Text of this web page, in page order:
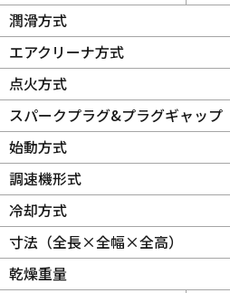
潤滑方式
エアクリーナ方式
点火方式
スパークプラグ&プラグギャップ
始動方式
調速機形式
冷却方式
寸法（全長×全幅×全高）
乾燥重量